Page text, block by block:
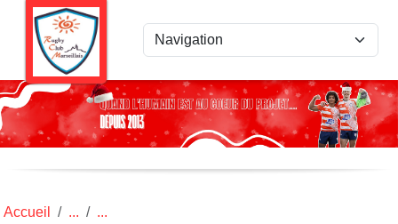
Accueil
Panneau de gestion des cookies